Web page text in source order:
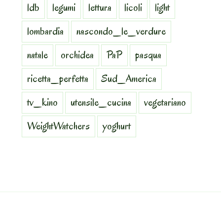
ldb
legumi lettura licoli
light
lombardia
nascondo_le_verdure
natale
orchidea PaP
pasqua
ricetta_perfetta
Sud_America
tv_kino
utensile_cucina
vegetariano
WeightWatchers
yoghurt